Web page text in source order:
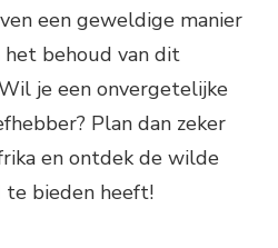
een geweldige manier
behoud van dit
je een onvergetelijke
Plan dan zeker
en ontdek de wilde
bieden heeft!